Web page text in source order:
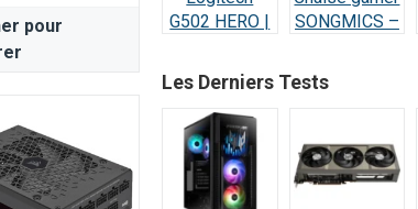
pour
G502 HERO |
Le Champion
des Gamers
SONGMICS –
Les Derniers Tests